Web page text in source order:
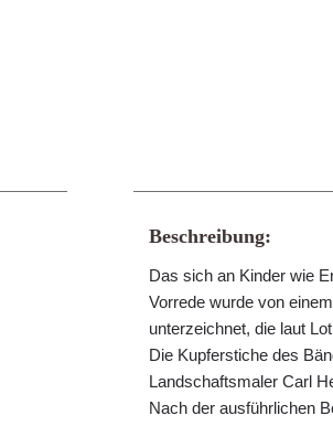
Beschreibung:
Das sich an Kinder wie
Vorrede wurde von
unterzeichnet, die laut
Die Kupferstiche des
Landschaftsmaler Carl
Nach der ausführlichen